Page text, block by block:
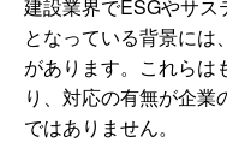
建設業界でESGやサ
となっている背景には
があります。これらは
り、対応の有無が企
ではありません。